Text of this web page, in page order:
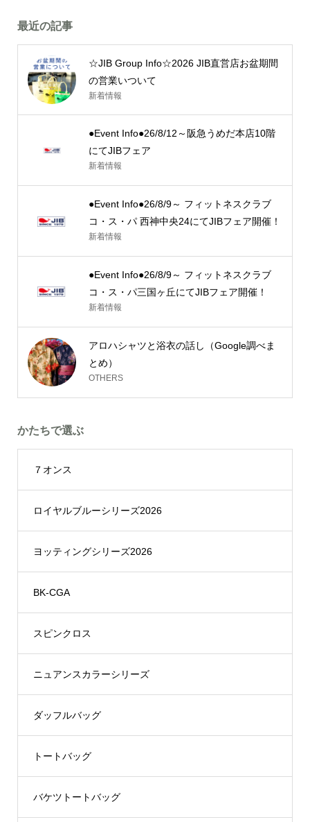
最近の記事
☆JIB Group Info☆2026 JIB直営店お盆期間
の営業いついて
新着情報
●Event Info●26/8/12～阪急うめだ本店10階
にてJIBフェア
新着情報
●Event Info●26/8/9～ フィットネスクラブ
コ・ス・パ 西神中央24にてJIBフェア開催！
新着情報
●Event Info●26/8/9～ フィットネスクラブ
コ・ス・パ三国ヶ丘にてJIBフェア開催！
新着情報
アロハシャツと浴衣の話し（Google調べま
とめ）
OTHERS
かたちで選ぶ
７オンス
ロイヤルブルーシリーズ2026
ヨッティングシリーズ2026
BK-CGA
スピンクロス
ニュアンスカラーシリーズ
ダッフルバッグ
トートバッグ
バケツトートバッグ